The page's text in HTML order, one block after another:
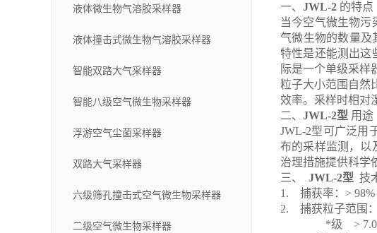
液体微生物气溶胶采样器
液体撞击式微生物气溶胶采样器
智能双路大气采样器
智能八级空气微生物采样器
浮游空气尘菌采样器
双路大气采样器
六级筛孔撞击式空气微生物采样器
二级空气微生物采样器
一、 JWL-2 的特点
当今空气微生物污
气微生物的数量及
特性是还能测出这
际是一个单级采样
粒子大小范围自然
效率。采样时相对
二、 JWL-2型 用途
JWL-2型可广泛用
布的采样监测，以
治理措施提供科学
三、 JWL-2型 技
1. 捕获率：> 98%
2. 捕获粒子范围：
*级 > 7.0